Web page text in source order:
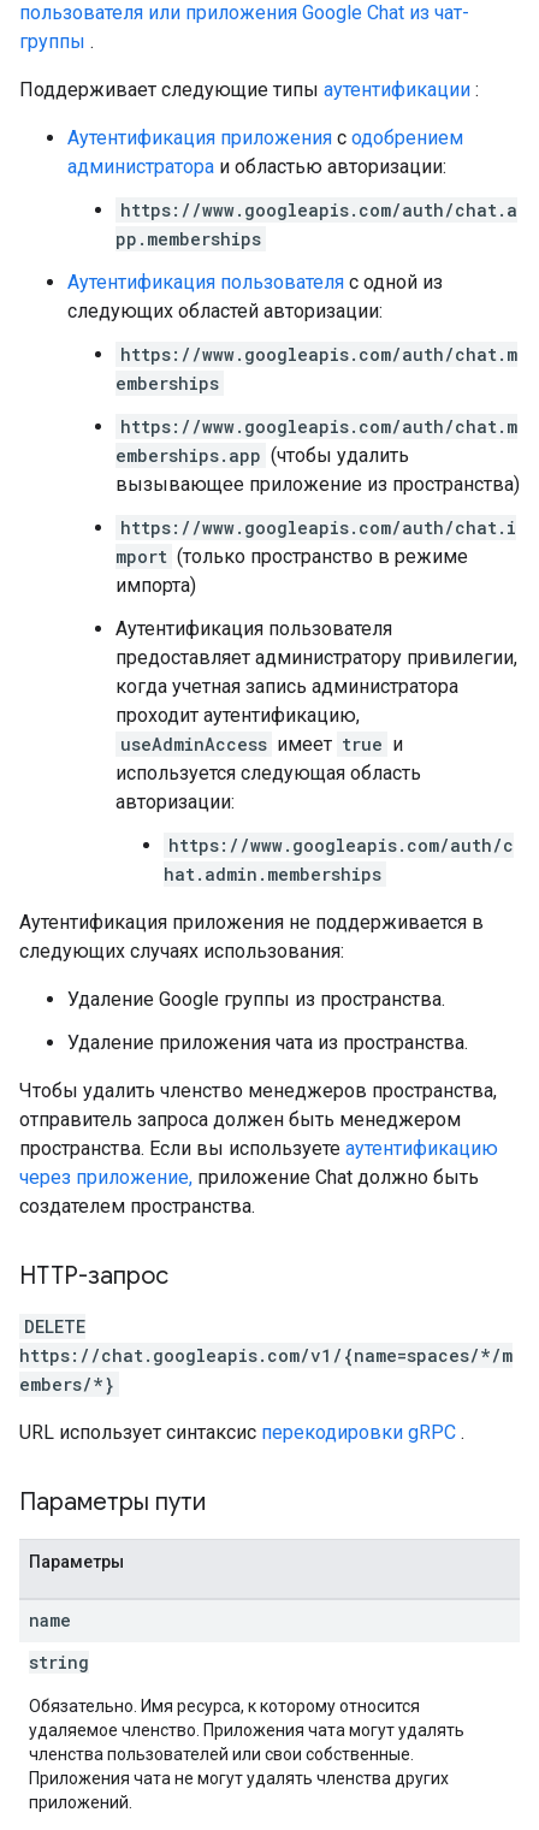
пользователя или приложения Google Chat из чат-
группы .
Поддерживает следующие типы аутентификации :
Аутентификация приложения с одобрением
администратора и областью авторизации:
https://www.googleapis.com/auth/chat.a
pp.memberships
Аутентификация пользователя с одной из
следующих областей авторизации:
https://www.googleapis.com/auth/chat.m
emberships
https://www.googleapis.com/auth/chat.m
emberships.app (чтобы удалить
вызывающее приложение из пространства)
https://www.googleapis.com/auth/chat.i
mport (только пространство в режиме
импорта)
Аутентификация пользователя
предоставляет администратору привилегии,
когда учетная запись администратора
проходит аутентификацию,
useAdminAccess имеет true и
используется следующая область
авторизации:
https://www.googleapis.com/auth/c
hat.admin.memberships
Аутентификация приложения не поддерживается в
следующих случаях использования:
Удаление Google группы из пространства.
Удаление приложения чата из пространства.
Чтобы удалить членство менеджеров пространства,
отправитель запроса должен быть менеджером
пространства. Если вы используете аутентификацию
через приложение, приложение Chat должно быть
создателем пространства.
HTTP-запрос
DELETE
https://chat.googleapis.com/v1/{name=spaces/*/m
embers/*}
URL использует синтаксис перекодировки gRPC .
Параметры пути
Параметры
name
string
Обязательно. Имя ресурса, к которому относится
удаляемое членство. Приложения чата могут удалять
членства пользователей или свои собственные.
Приложения чата не могут удалять членства других
приложений.